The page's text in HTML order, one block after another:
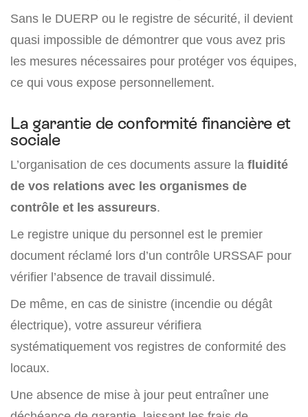
Sans le DUERP ou le registre de sécurité, il devient
quasi impossible de démontrer que vous avez pris
les mesures nécessaires pour protéger vos équipes,
ce qui vous expose personnellement.
La garantie de conformité financière et
sociale
L’organisation de ces documents assure la fluidité
de vos relations avec les organismes de
contrôle et les assureurs.
Le registre unique du personnel est le premier
document réclamé lors d’un contrôle URSSAF pour
vérifier l’absence de travail dissimulé.
De même, en cas de sinistre (incendie ou dégât
électrique), votre assureur vérifiera
systématiquement vos registres de conformité des
locaux.
Une absence de mise à jour peut entraîner une